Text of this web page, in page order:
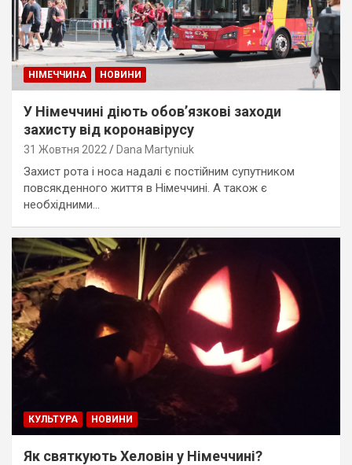
НІМЕЧЧИНА НОВИНИ
У Німеччині діють обов’язкові заходи
захисту від коронавірусу
31 Жовтня 2022 Dana Martyniuk
Захист рота і носа надалі є постійним супутником
повсякденного життя в Німеччині. А також є
необхідними…
КУЛЬТУРА НОВИНИ
Як святкують Хеловін у Німеччині?